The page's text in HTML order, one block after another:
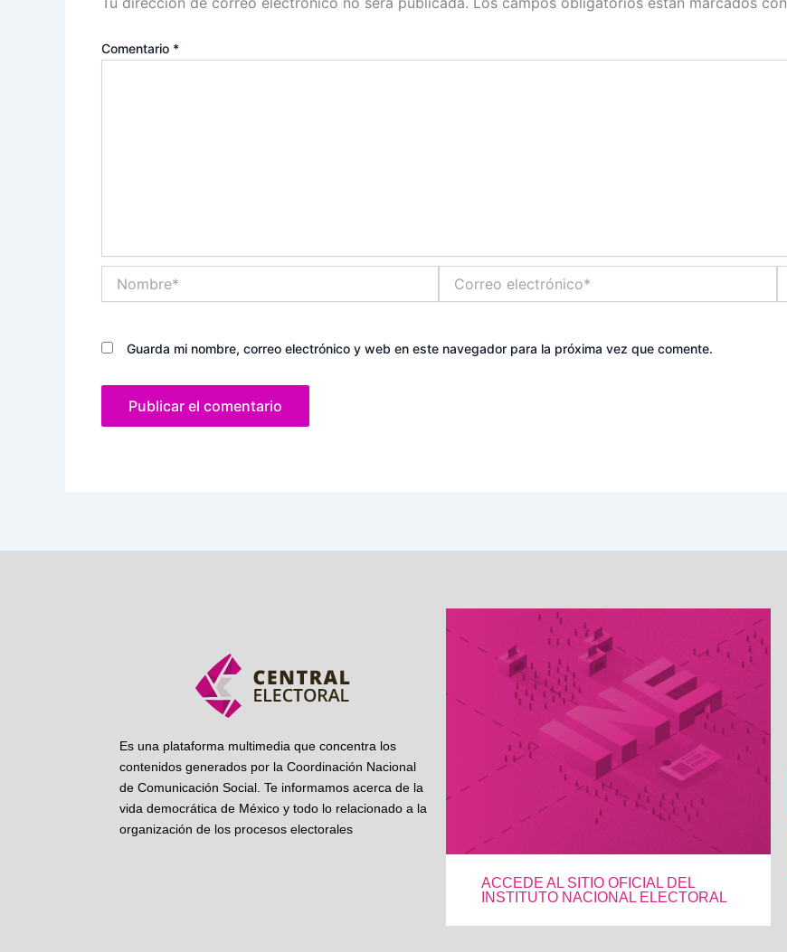
Comentario *
electrónico*
Guarda mi nombre, correo electrónico y web en este navegador para la próxima vez que comente.
Es una plataforma multimedia que concentra los
contenidos generados por la Coordinación Nacional
de Comunicación Social. Te informamos acerca de la
vida democrática de México y todo lo relacionado a la
organización de los procesos electorales
ACCEDE AL SITIO OFICIAL DEL
INSTITUTO NACIONAL ELECTORAL